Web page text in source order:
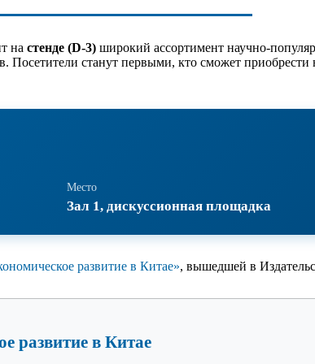
на стенде (D-3) широкий ассортимент научно-
станут первыми, кто сможет
Место
Зал 1, дискуссионная площадка
развитие в Китае», вышедшей в
развитие в Китае